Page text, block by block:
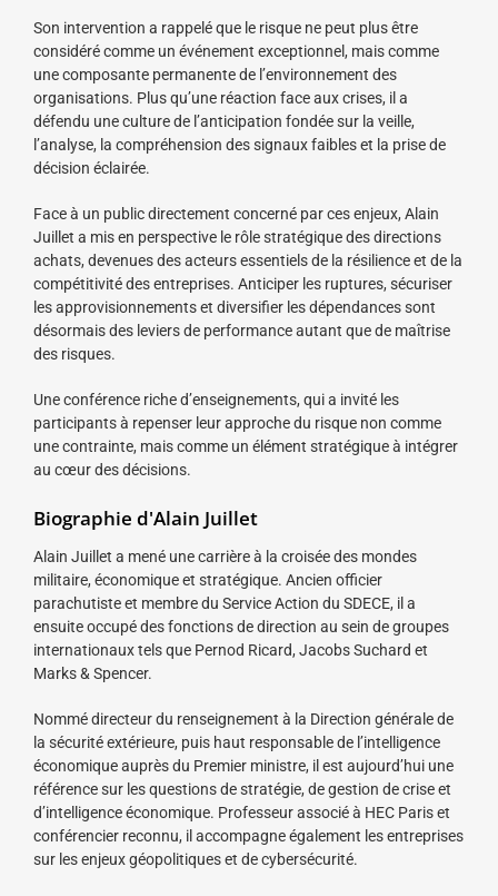
Son intervention a rappelé que le risque ne peut plus être
considéré comme un événement exceptionnel, mais comme
une composante permanente de l’environnement des
organisations. Plus qu’une réaction face aux crises, il a
défendu une culture de l’anticipation fondée sur la veille,
l’analyse, la compréhension des signaux faibles et la prise de
décision éclairée.
Face à un public directement concerné par ces enjeux, Alain
Juillet a mis en perspective le rôle stratégique des directions
achats, devenues des acteurs essentiels de la résilience et de la
compétitivité des entreprises. Anticiper les ruptures, sécuriser
les approvisionnements et diversifier les dépendances sont
désormais des leviers de performance autant que de maîtrise
des risques.
Une conférence riche d’enseignements, qui a invité les
participants à repenser leur approche du risque non comme
une contrainte, mais comme un élément stratégique à intégrer
au cœur des décisions.
Biographie d'Alain Juillet
Alain Juillet a mené une carrière à la croisée des mondes
militaire, économique et stratégique. Ancien officier
parachutiste et membre du Service Action du SDECE, il a
ensuite occupé des fonctions de direction au sein de groupes
internationaux tels que Pernod Ricard, Jacobs Suchard et
Marks & Spencer.
Nommé directeur du renseignement à la Direction générale de
la sécurité extérieure, puis haut responsable de l’intelligence
économique auprès du Premier ministre, il est aujourd’hui une
référence sur les questions de stratégie, de gestion de crise et
d’intelligence économique. Professeur associé à HEC Paris et
conférencier reconnu, il accompagne également les entreprises
sur les enjeux géopolitiques et de cybersécurité.